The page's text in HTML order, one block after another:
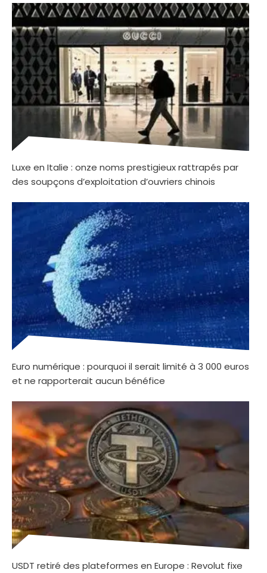
Luxe en Italie : onze noms prestigieux rattrapés par
des soupçons d’exploitation d’ouvriers chinois
Euro numérique : pourquoi il serait limité à 3 000 euros
et ne rapporterait aucun bénéfice
USDT retiré des plateformes en Europe : Revolut fixe